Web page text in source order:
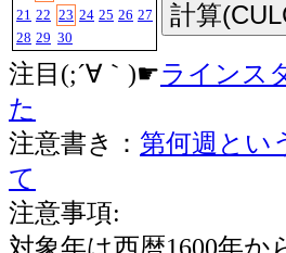
21 22 23 24 25 26 27
28 29 30
注目(;´∀｀)☛ラインス
た
注意書き： 第何週とい
て
注意事項: